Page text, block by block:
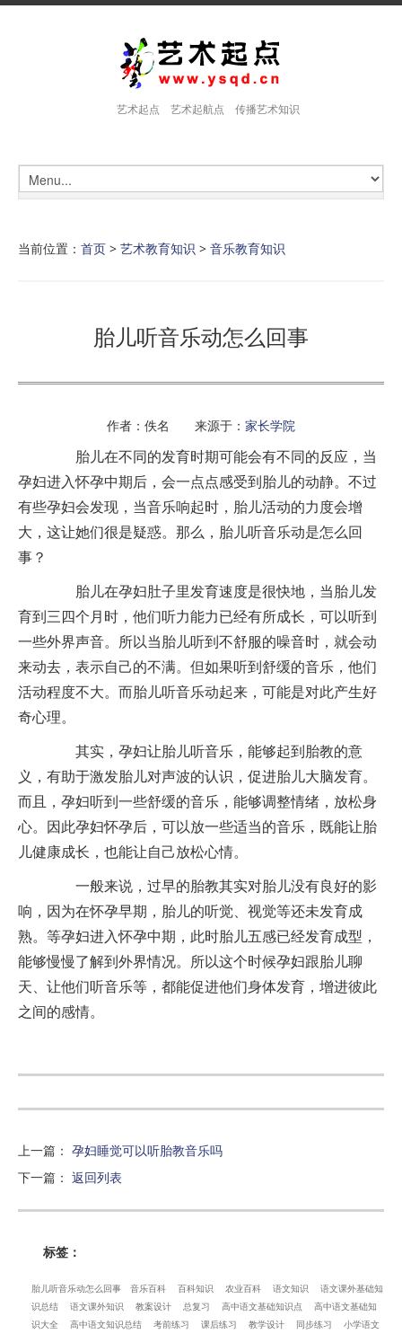
艺术起点 艺术起航点 传播艺术知识
当前位置： 首页 > 艺术教育知识 > 音乐教育知识
胎儿听音乐动怎么回事
作者：佚名 来源于： 家长学院
胎儿在不同的发育时期可能会有不同的反应，当
孕妇进入怀孕中期后，会一点点感受到胎儿的动静。不过
有些孕妇会发现，当音乐响起时，胎儿活动的力度会增
大，这让她们很是疑惑。那么，胎儿听音乐动是怎么回
事？
胎儿在孕妇肚子里发育速度是很快地，当胎儿发
育到三四个月时，他们听力能力已经有所成长，可以听到
一些外界声音。所以当胎儿听到不舒服的噪音时，就会动
来动去，表示自己的不满。但如果听到舒缓的音乐，他们
活动程度不大。而胎儿听音乐动起来，可能是对此产生好
奇心理。
其实，孕妇让胎儿听音乐，能够起到胎教的意
义，有助于激发胎儿对声波的认识，促进胎儿大脑发育。
而且，孕妇听到一些舒缓的音乐，能够调整情绪，放松身
心。因此孕妇怀孕后，可以放一些适当的音乐，既能让胎
儿健康成长，也能让自己放松心情。
一般来说，过早的胎教其实对胎儿没有良好的影
响，因为在怀孕早期，胎儿的听觉、视觉等还未发育成
熟。等孕妇进入怀孕中期，此时胎儿五感已经发育成型，
能够慢慢了解到外界情况。所以这个时候孕妇跟胎儿聊
天、让他们听音乐等，都能促进他们身体发育，增进彼此
之间的感情。
上一篇 ： 孕妇睡觉可以听胎教音乐吗
下一篇 ： 返回列表
标签：
胎儿听音乐动怎么回事 音乐百科 百科知识 农业百科 语文知识
语文课外基础知
识总结
语文课外知识 教案设计 总复习 高中语文基础知识点
高中语文基础知
识大全
高中语文知识总结 考前练习 课后练习 教学设计 同步练习
小学语文